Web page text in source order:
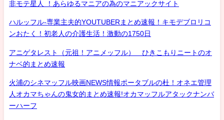
非モテ星人 ！あらゆるマニアの為のマニアックサイト
ハルッフル-専業主夫的YOUTUBERまとめ速報！キモデブロリコ
ンおたく！初老人の介護生活！激動の1750日
アニゲタレスト（元祖！アニメッフル） ひきこもりニートのオ
ナベ的まとめ速報
火浦のシネマッフル映画NEWS情報ポータブルの杜！オネエ管理
人オカマちゃんの鬼女的まとめ速報!オカマッフルアタックナンバ
ーハーフ